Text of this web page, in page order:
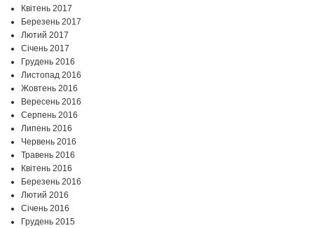
Квітень 2017
Березень 2017
Лютий 2017
Січень 2017
Грудень 2016
Листопад 2016
Жовтень 2016
Вересень 2016
Серпень 2016
Липень 2016
Червень 2016
Травень 2016
Квітень 2016
Березень 2016
Лютий 2016
Січень 2016
Грудень 2015